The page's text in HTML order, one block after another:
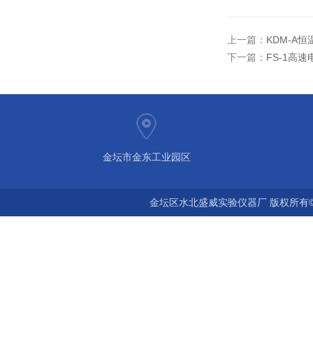
上一篇： KDM-A恒
下一篇： FS-1高速
金坛市金东工业园区
金坛区水北盛威实验仪器厂 版权所